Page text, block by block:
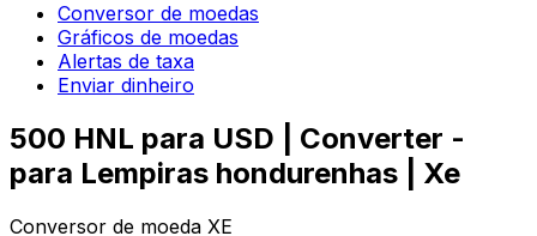
Conversor de moedas
Gráficos de moedas
Alertas de taxa
Enviar dinheiro
500 HNL para USD | Converter -
para Lempiras hondurenhas | Xe
Conversor de moeda XE